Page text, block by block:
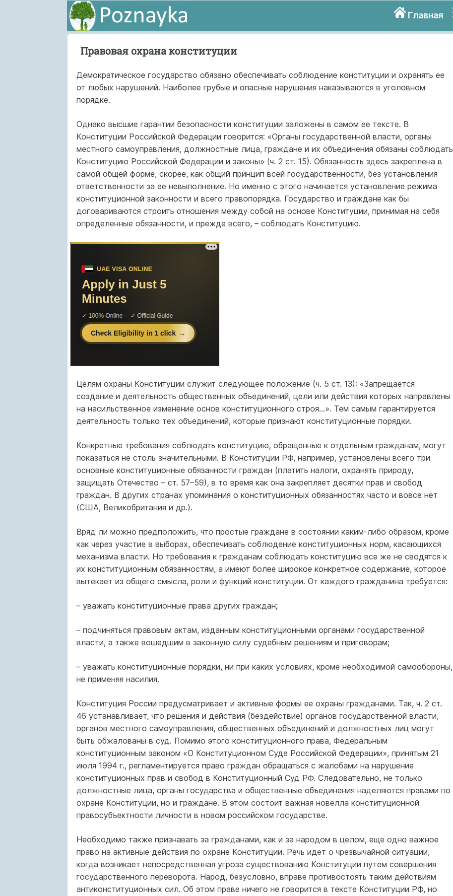
Главная
Правовая охрана конституции
Демократическое государство обязано обеспечивать соблюдение конституции и охранять ее
от любых нарушений. Наиболее грубые и опасные нарушения наказываются в уголовном
порядке.
Однако высшие гарантии безопасности конституции заложены в самом ее тексте. В
Конституции Российской Федерации говорится: «Органы государственной власти, органы
местного самоуправления, должностные лица, граждане и их объединения обязаны соблюдать
Конституцию Российской Федерации и законы» (ч. 2 ст. 15). Обязанность здесь закреплена в
самой общей форме, скорее, как общий принцип всей государственности, без установления
ответственности за ее невыполнение. Но именно с этого начинается установление режима
конституционной законности и всего правопорядка. Государство и граждане как бы
договариваются строить отношения между собой на основе Конституции, принимая на себя
определенные обязанности, и прежде всего, – соблюдать Конституцию.
Целям охраны Конституции служит следующее положение (ч. 5 ст. 13): «Запрещается
создание и деятельность общественных объединений, цели или действия которых направлены
на насильственное изменение основ конституционного строя...». Тем самым гарантируется
деятельность только тех объединений, которые признают конституционные порядки.
Конкретные требования соблюдать конституцию, обращенные к отдельным гражданам, могут
показаться не столь значительными. В Конституции РФ, например, установлены всего три
основные конституционные обязанности граждан (платить налоги, охранять природу,
защищать Отечество – ст. 57–59), в то время как она закрепляет десятки прав и свобод
граждан. В других странах упоминания о конституционных обязанностях часто и вовсе нет
(США, Великобритания и др.).
Вряд ли можно предположить, что простые граждане в состоянии каким-либо образом, кроме
как через участие в выборах, обеспечивать соблюдение конституционных норм, касающихся
механизма власти. Но требования к гражданам соблюдать конституцию все же не сводятся к
их конституционным обязанностям, а имеют более широкое конкретное содержание, которое
вытекает из общего смысла, роли и функций конституции. От каждого гражданина требуется:
– уважать конституционные права других граждан;
– подчиняться правовым актам, изданным конституционными органами государственной
власти, а также вошедшим в законную силу судебным решениям и приговорам;
– уважать конституционные порядки, ни при каких условиях, кроме необходимой самообороны,
не применяя насилия.
Конституция России предусматривает и активные формы ее охраны гражданами. Так, ч. 2 ст.
46 устанавливает, что решения и действия (бездействие) органов государственной власти,
органов местного самоуправления, общественных объединений и должностных лиц могут
быть обжалованы в суд. Помимо этого конституционного права, Федеральным
конституционным законом «О Конституционном Суде Российской Федерации», принятым 21
июля 1994 г., регламентируется право граждан обращаться с жалобами на нарушение
конституционных прав и свобод в Конституционный Суд РФ. Следовательно, не только
должностные лица, органы государства и общественные объединения наделяются правами по
охране Конституции, но и граждане. В этом состоит важная новелла конституционной
правосубъектности личности в новом российском государстве.
Необходимо также признавать за гражданами, как и за народом в целом, еще одно важное
право на активные действия по охране Конституции. Речь идет о чрезвычайной ситуации,
когда возникает непосредственная угроза существованию Конституции путем совершения
государственного переворота. Народ, безусловно, вправе противостоять таким действиям
антиконституционных сил. Об этом праве ничего не говорится в тексте Конституции РФ, но